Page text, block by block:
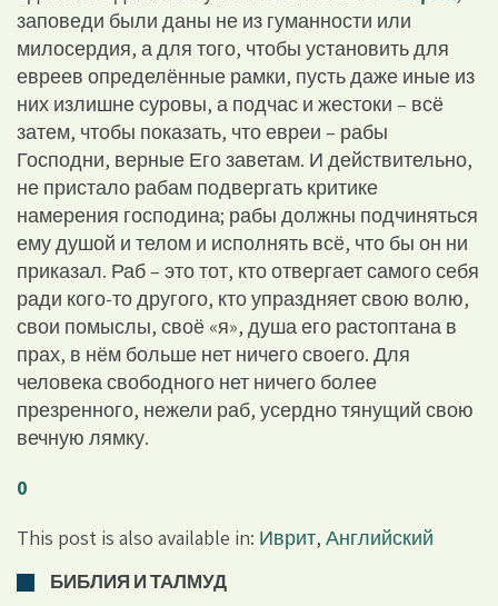
заповеди были даны не из гуманности или
милосердия, а для того, чтобы установить для
евреев определённые рамки, пусть даже иные из
них излишне суровы, а подчас и жестоки – всё
затем, чтобы показать, что евреи – рабы
Господни, верные Его заветам. И действительно,
не пристало рабам подвергать критике
намерения господина; рабы должны подчиняться
ему душой и телом и исполнять всё, что бы он ни
приказал. Раб – это тот, кто отвергает самого себя
ради кого-то другого, кто упраздняет свою волю,
свои помыслы, своё «я», душа его растоптана в
прах, в нём больше нет ничего своего. Для
человека свободного нет ничего более
презренного, нежели раб, усердно тянущий свою
вечную лямку.
0
This post is also available in: Иврит, Английский
БИБЛИЯ И ТАЛМУД